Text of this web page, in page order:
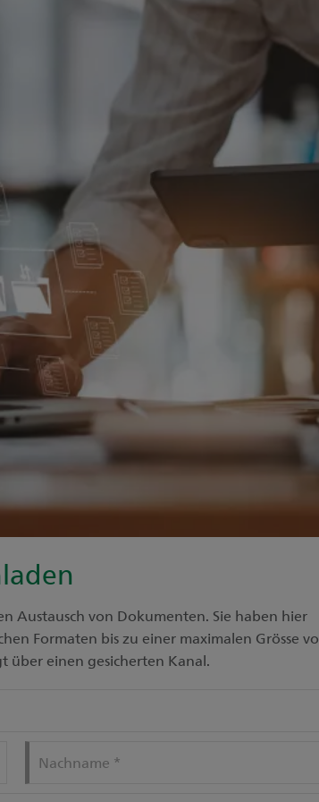
Austausch von Dokumenten. Sie haben hier
Formaten bis zu einer maximalen Grösse
über einen gesicherten Kanal.
Nachname *